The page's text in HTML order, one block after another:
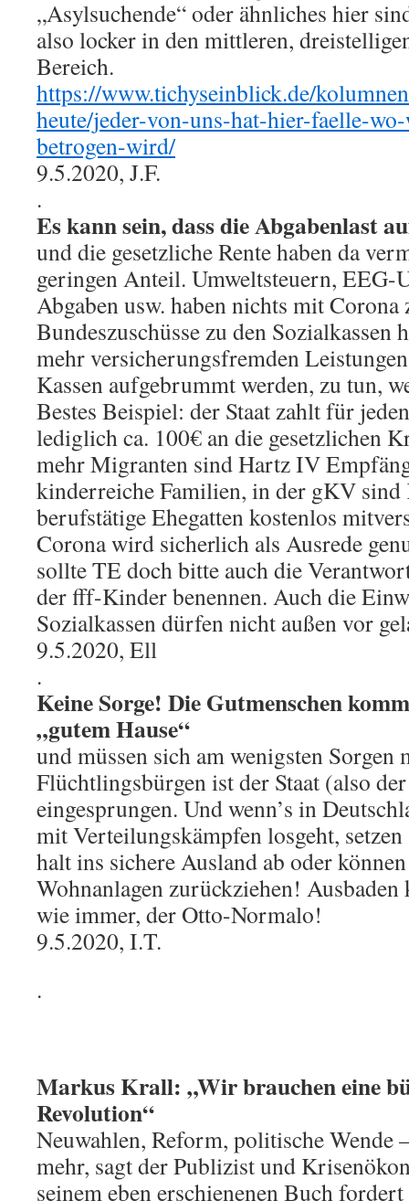
„Asylsuchende“ oder ähnliches hier
also locker in den mittleren,
Bereich.
https://www.tichyseinblick.de/
heute/jeder-von-uns-hat-hier-faelle-
betrogen-wird/
9.5.2020, J.F.
.
Es kann sein, dass die Abgabenlast
und die gesetzliche Rente haben da
geringen Anteil. Umweltsteuern, EEG-
Abgaben usw. haben nichts mit Corona
Bundeszuschüsse zu den
mehr versicherungsfremden
Kassen aufgebrummt werden, zu tun,
Bestes Beispiel: der Staat zahlt für
lediglich ca. 100€ an die gesetzlichen
mehr Migranten sind Hartz IV
kinderreiche Familien, in der gKV
berufstätige Ehegatten kostenlos
Corona wird sicherlich als Ausrede
sollte TE doch bitte auch die
der fff-Kinder benennen. Auch die
Sozialkassen dürfen nicht außen vor
9.5.2020, Ell
.
Keine Sorge! Die Gutmenschen
„gutem Hause“
und müssen sich am wenigsten Sorgen
Flüchtlingsbürgen ist der Staat (also
eingesprungen. Und wenn’s in
mit Verteilungskämpfen losgeht,
halt ins sichere Ausland ab oder
Wohnanlagen zurückziehen!
wie immer, der Otto-Normalo!
9.5.2020, I.T.
.
Markus Krall: „Wir brauchen eine
Revolution“
Neuwahlen, Reform, politische Wende
mehr, sagt der Publizist und
seinem eben erschienenen Buch